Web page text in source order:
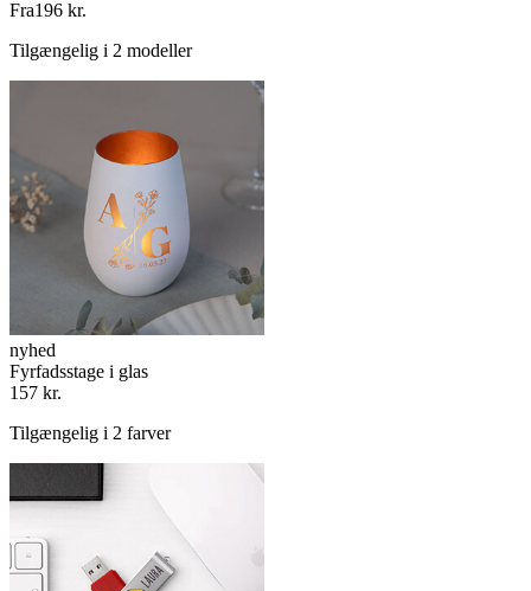
Fra196 kr.
Tilgængelig i 2 modeller
nyhed
Fyrfadsstage i glas
157 kr.
Tilgængelig i 2 farver